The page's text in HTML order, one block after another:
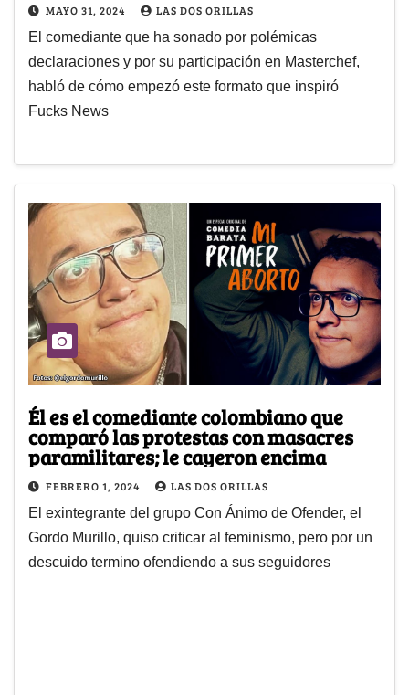
MAYO 31, 2024 LAS DOS ORILLAS
El comediante que ha sonado por polémicas
declaraciones y por su participación en Masterchef,
habló de cómo empezó este formato que inspiró
Fucks News
Él es el comediante colombiano que
comparó las protestas con masacres
paramilitares; le cayeron encima
FEBRERO 1, 2024 LAS DOS ORILLAS
El exintegrante del grupo Con Ánimo de Ofender, el
Gordo Murillo, quiso criticar al feminismo, pero por un
descuido termino ofendiendo a sus seguidores